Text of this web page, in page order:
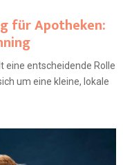
für Apotheken:
eine entscheidende Rolle
um eine kleine, lokale